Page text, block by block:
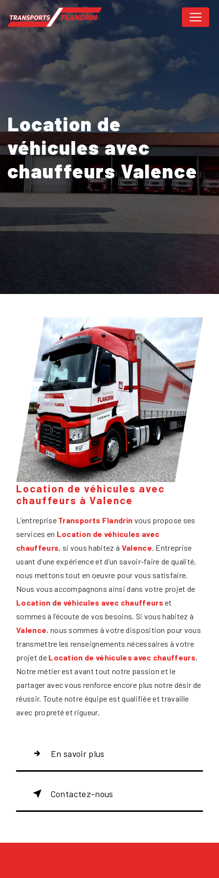
Location de
véhicules avec
chauffeurs Valence
Location de véhicules avec
chauffeurs à Valence
L’entreprise Transports Flandrin vous propose ses
services en Location de véhicules avec
chauffeurs, si vous habitez à Valence. Entreprise
usant d’une expérience et d’un savoir-faire de qualité,
nous mettons tout en oeuvre pour vous satisfaire.
Nous vous accompagnons ainsi dans votre projet de
Location de véhicules avec chauffeurs et
sommes à l’écoute de vos besoins. Si vous habitez à
Valence, nous sommes à votre disposition pour vous
transmettre les renseignements nécessaires à votre
projet de Location de véhicules avec chauffeurs.
Notre métier est avant tout notre passion et le
partager avec vous renforce encore plus notre désir de
réussir. Toute notre équipe est qualifiée et travaille
avec propreté et rigueur.
En savoir plus
Contactez-nous
Panneau de gestion des cookies